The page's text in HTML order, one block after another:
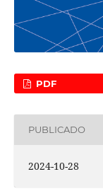
PDF
PUBLICADO
2024-10-28